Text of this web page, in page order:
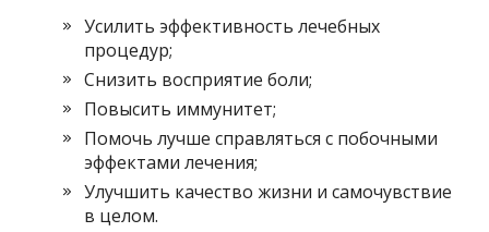
Усилить эффективность лечебных
процедур;
Снизить восприятие боли;
Повысить иммунитет;
Помочь лучше справляться с побочными
эффектами лечения;
Улучшить качество жизни и самочувствие
в целом.